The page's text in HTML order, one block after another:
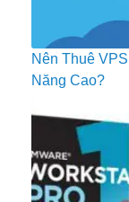
Nên Thuê
Năng Cao?